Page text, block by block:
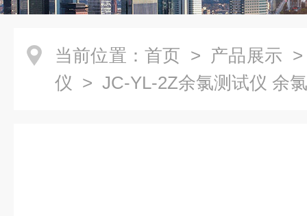
当前位置： 首页 > 产品展示
仪 > JC-YL-2Z余氯测试仪 余